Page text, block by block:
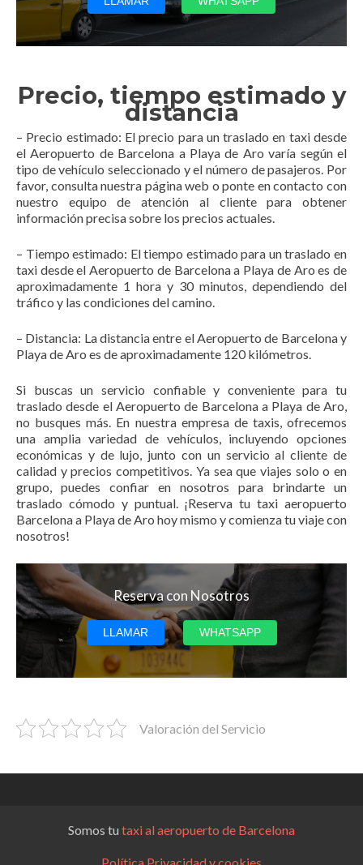
Precio, tiempo estimado y
distancia
– Precio estimado: El precio para un traslado en taxi desde
el Aeropuerto de Barcelona a Playa de Aro varía según el
tipo de vehículo seleccionado y el número de pasajeros. Por
favor, consulta nuestra página web o ponte en contacto con
nuestro equipo de atención al cliente para obtener
información precisa sobre los precios actuales.
– Tiempo estimado: El tiempo estimado para un traslado en
taxi desde el Aeropuerto de Barcelona a Playa de Aro es de
aproximadamente 1 hora y 30 minutos, dependiendo del
tráfico y las condiciones del camino.
– Distancia: La distancia entre el Aeropuerto de Barcelona y
Playa de Aro es de aproximadamente 120 kilómetros.
Si buscas un servicio confiable y conveniente para tu
traslado desde el Aeropuerto de Barcelona a Playa de Aro,
no busques más. En nuestra empresa de taxis, ofrecemos
una amplia variedad de vehículos, incluyendo opciones
económicas y de lujo, junto con un servicio al cliente de
calidad y precios competitivos. Ya sea que viajes solo o en
grupo, puedes confiar en nosotros para brindarte un
traslado cómodo y puntual. ¡Reserva tu taxi aeropuerto
Barcelona a Playa de Aro hoy mismo y comienza tu viaje con
nosotros!
Reserva con Nosotros
LLAMAR WHATSAPP
Valoración del Servicio
Somos tu taxi al aeropuerto de Barcelona